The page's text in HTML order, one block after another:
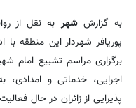
به گزارششهر
پوریافر شهردار این منطقه
اجرایی، خدماتی و
پذیرایی از زائران در حال